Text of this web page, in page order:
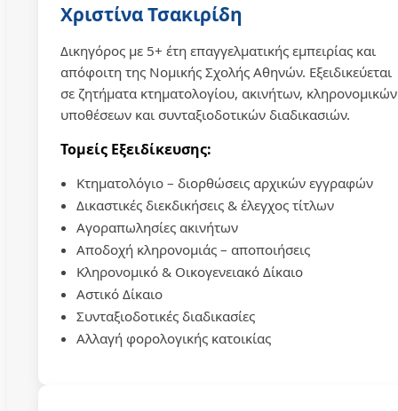
Χριστίνα Τσακιρίδη
Δικηγόρος με 5+ έτη επαγγελματικής εμπειρίας και
απόφοιτη της Νομικής Σχολής Αθηνών. Εξειδικεύεται
σε ζητήματα κτηματολογίου, ακινήτων, κληρονομικών
υποθέσεων και συνταξιοδοτικών διαδικασιών.
Τομείς Εξειδίκευσης:
Κτηματολόγιο – διορθώσεις αρχικών εγγραφών
Δικαστικές διεκδικήσεις & έλεγχος τίτλων
Αγοραπωλησίες ακινήτων
Αποδοχή κληρονομιάς – αποποιήσεις
Κληρονομικό & Οικογενειακό Δίκαιο
Αστικό Δίκαιο
Συνταξιοδοτικές διαδικασίες
Αλλαγή φορολογικής κατοικίας